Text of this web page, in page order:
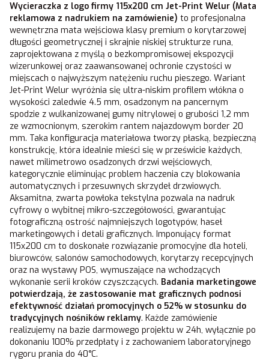
Wycieraczka z logo firmy 115x200 cm Jet-Print Welur (Mata
reklamowa z nadrukiem na zamówienie) to profesjonalna
wewnętrzna mata wejściowa klasy premium o korytarzowej
długości geometrycznej i skrajnie niskiej strukturze runa,
zaprojektowana z myślą o bezkompromisowej ekspozycji
wizerunkowej oraz zaawansowanej ochronie czystości w
miejscach o najwyższym natężeniu ruchu pieszego. Wariant
Jet-Print Welur wyróżnia się ultra-niskim profilem włókna o
wysokości zaledwie 4.5 mm, osadzonym na pancernym
spodzie z wulkanizowanej gumy nitrylowej o grubości 1,2 mm
ze wzmocnionym, szerokim rantem najazdowym border 20
mm. Taka konfiguracja materiałowa tworzy płaską, bezpieczną
konstrukcję, która idealnie mieści się w prześwicie każdych,
nawet milimetrowo osadzonych drzwi wejściowych,
kategorycznie eliminując problem haczenia czy blokowania
automatycznych i przesuwnych skrzydeł drzwiowych.
Aksamitna, zwarta powłoka tekstylna pozwala na nadruk
cyfrowy o wybitnej mikro-szczegółowości, gwarantując
fotograficzną ostrość najmniejszych logotypów, haseł
marketingowych i detali graficznych. Imponujący format
115x200 cm to doskonałe rozwiązanie promocyjne dla hoteli,
biurowców, salonów samochodowych, korytarzy recepcyjnych
oraz na wystawy POS, wymuszające na wchodzących
wykonanie serii kroków czyszczących. Badania marketingowe
potwierdzają, że zastosowanie mat graficznych podnosi
efektywność działań promocyjnych o 52% w stosunku do
tradycyjnych nośników reklamy. Każde zamówienie
realizujemy na bazie darmowego projektu w 24h, wyłącznie po
dokonaniu 100% przedpłaty i z zachowaniem laboratoryjnego
rygoru prania do 40°C.